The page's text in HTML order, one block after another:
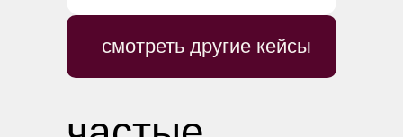
смотреть другие кейсы